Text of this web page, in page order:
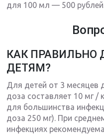
для 100 мл — 500
КАК ПРАВИЛЬНО
ДЕТЯМ?
Для детей от 3 месяцев
доза составляет 10 мг /
для большинства
доза 250 мг). При
инфекциях